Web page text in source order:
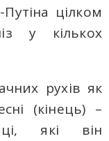
цілком
у кількох
рухів як
(кінець) –
які він